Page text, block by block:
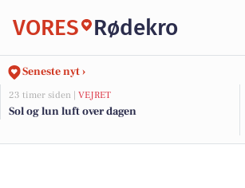
VORES Rødekro
Seneste nyt ›
23 timer siden | VEJRET
Sol og lun luft over dagen